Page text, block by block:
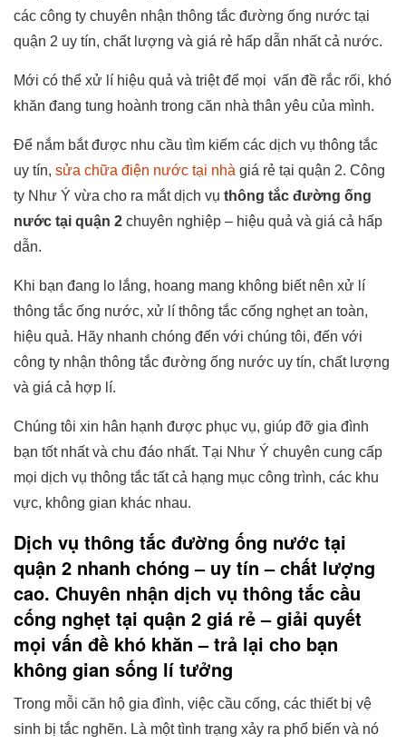
các công ty chuyên nhận thông tắc đường ống nước tại
quận 2 uy tín, chất lượng và giá rẻ hấp dẫn nhất cả nước.
Mới có thể xử lí hiệu quả và triệt để mọi vấn đề rắc rối, khó
khăn đang tung hoành trong căn nhà thân yêu của mình.
Để nắm bắt được nhu cầu tìm kiếm các dịch vụ thông tắc
uy tín, sửa chữa điện nước tại nhà giá rẻ tại quận 2. Công
ty Như Ý vừa cho ra mắt dịch vụ thông tắc đường ống
nước tại quận 2 chuyên nghiệp – hiệu quả và giá cả hấp
dẫn.
Khi bạn đang lo lắng, hoang mang không biết nên xử lí
thông tắc ống nước, xử lí thông tắc cống nghẹt an toàn,
hiệu quả. Hãy nhanh chóng đến với chúng tôi, đến với
công ty nhận thông tắc đường ống nước uy tín, chất lượng
và giá cả hợp lí.
Chúng tôi xin hân hạnh được phục vụ, giúp đỡ gia đình
bạn tốt nhất và chu đáo nhất. Tại Như Ý chuyên cung cấp
mọi dịch vụ thông tắc tất cả hạng mục công trình, các khu
vực, không gian khác nhau.
Dịch vụ thông tắc đường ống nước tại
quận 2 nhanh chóng – uy tín – chất lượng
cao. Chuyên nhận dịch vụ thông tắc cầu
cống nghẹt tại quận 2 giá rẻ – giải quyết
mọi vấn đề khó khăn – trả lại cho bạn
không gian sống lí tưởng
Trong mỗi căn hộ gia đình, việc cầu cống, các thiết bị vệ
sinh bị tắc nghẽn. Là một tình trạng xảy ra phổ biến và nó